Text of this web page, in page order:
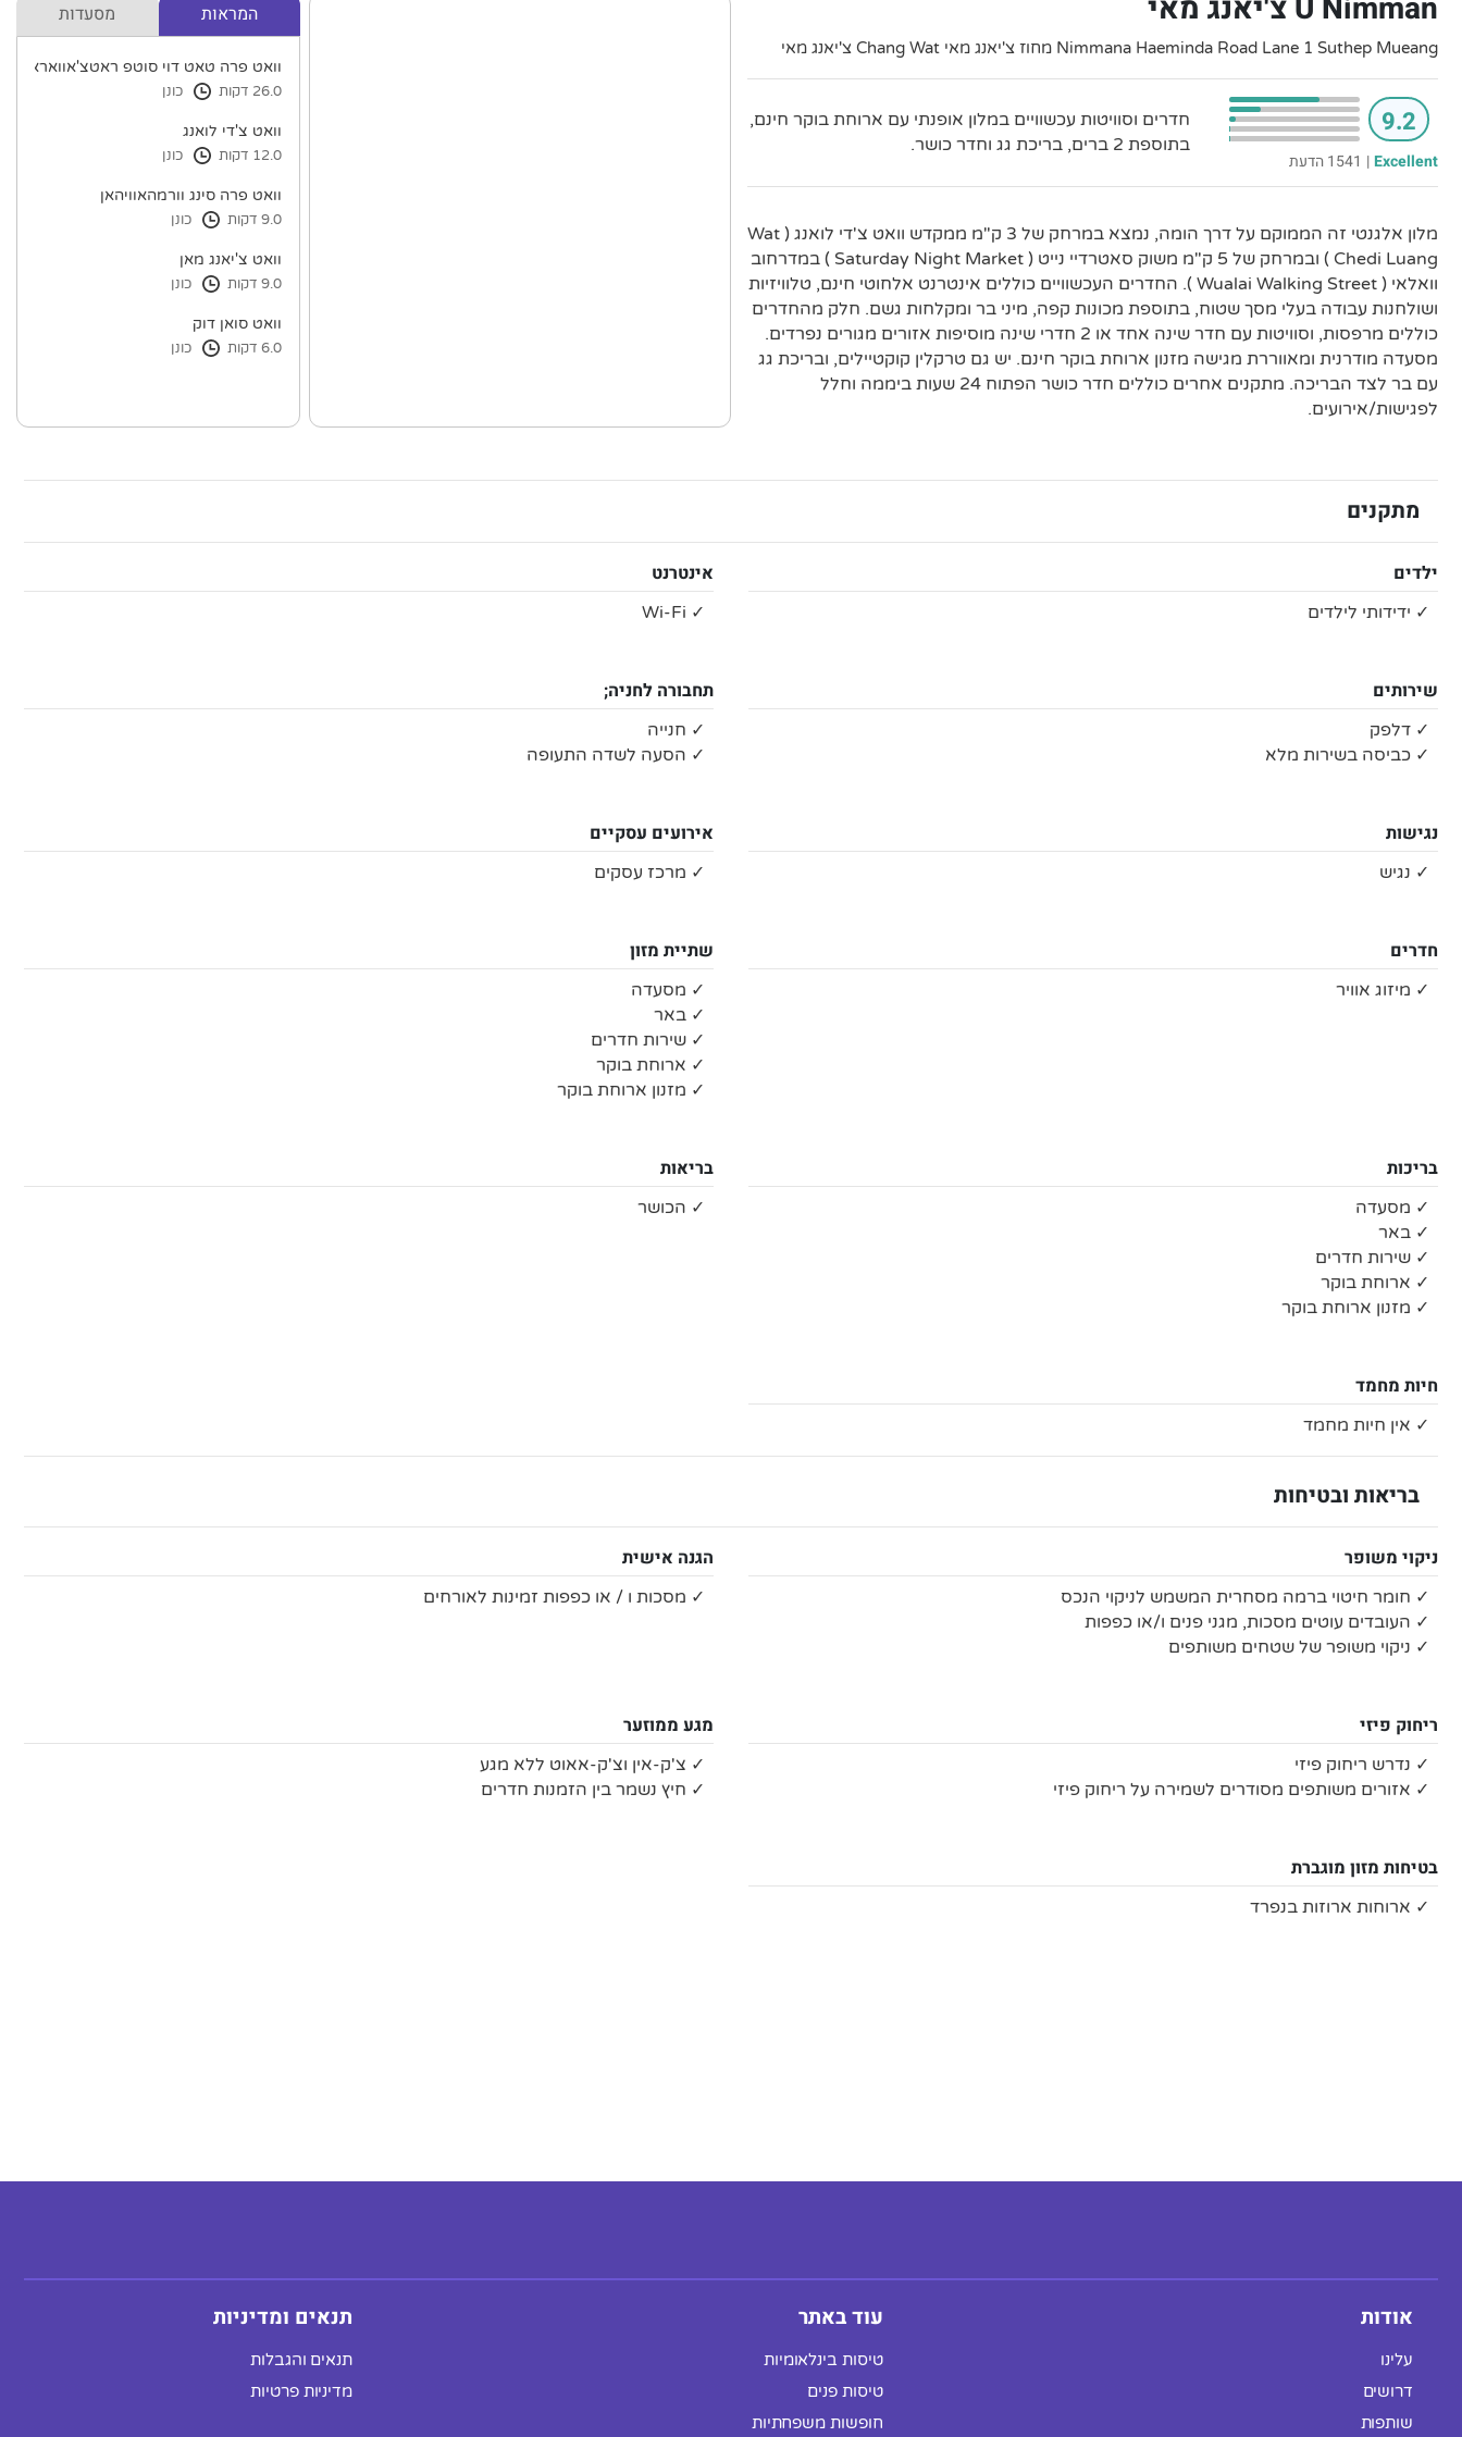
U Nimman צ'יאנג מאי
Nimmana Haeminda Road Lane 1 Suthep Mueang מחוז צ'יאנג מאי Chang Wat צ'יאנג מאי
9.2
Excellent
| 1541 הדעת
חדרים וסוויטות עכשוויים במלון אופנתי עם ארוחת בוקר חינם,
בתוספת 2 ברים, בריכת גג וחדר כושר.
מלון אלגנטי זה הממוקם על דרך הומה, נמצא במרחק של 3 ק"מ ממקדש וואט צ'די לואנג ( Wat
Chedi Luang ) ובמרחק של 5 ק"מ משוק סאטרדיי נייט ( Saturday Night Market ) במדרחוב
וואלאי ( Wualai Walking Street ). החדרים העכשוויים כוללים אינטרנט אלחוטי חינם, טלוויזיות
ושולחנות עבודה בעלי מסך שטוח, בתוספת מכונות קפה, מיני בר ומקלחות גשם. חלק מהחדרים
כוללים מרפסות, וסוויטות עם חדר שינה אחד או 2 חדרי שינה מוסיפות אזורים מגורים נפרדים.
מסעדה מודרנית ומאווררת מגישה מזנון ארוחת בוקר חינם. יש גם טרקלין קוקטיילים, ובריכת גג
עם בר לצד הבריכה. מתקנים אחרים כוללים חדר כושר הפתוח 24 שעות ביממה וחלל
לפגישות/אירועים.
המראות מסעדות
וואט פרה טאט דוי סוטפ
26.0 דקות כונן
וואט צ'די לואנג
12.0 דקות כונן
וואט פרה סינג וורמהאוויהאן
9.0 דקות כונן
וואט צ'יאנג מאן
9.0 דקות כונן
וואט סואן דוק
6.0 דקות כונן
מתקנים
ילדים
✓ ידידותי לילדים
אינטרנט
✓ Wi-Fi
שירותים
✓ דלפק
✓ כביסה בשירות מלא
תחבורה לחניה;
✓ חנייה
✓ הסעה לשדה התעופה
נגישות
✓ נגיש
אירועים עסקיים
✓ מרכז עסקים
חדרים
✓ מיזוג אוויר
שתיית מזון
✓ מסעדה
✓ באר
✓ שירות חדרים
✓ ארוחת בוקר
✓ מזנון ארוחת בוקר
בריכות
✓ מסעדה
✓ באר
✓ שירות חדרים
✓ ארוחת בוקר
✓ מזנון ארוחת בוקר
בריאות
✓ הכושר
חיות מחמד
✓ אין חיות מחמד
בריאות ובטיחות
ניקוי משופר
✓ חומר חיטוי ברמה מסחרית המשמש לניקוי הנכס
✓ העובדים עוטים מסכות, מגני פנים ו/או כפפות
✓ ניקוי משופר של שטחים משותפים
הגנה אישית
✓ מסכות ו / או כפפות זמינות לאורחים
ריחוק פיזי
✓ נדרש ריחוק פיזי
✓ אזורים משותפים מסודרים לשמירה על ריחוק פיזי
מגע ממוזער
✓ צ'ק-אין וצ'ק-אאוט ללא מגע
✓ חיץ נשמר בין הזמנות חדרים
בטיחות מזון מוגברת
✓ ארוחות ארוזות בנפרד
אודות
עלינו
דרושים
שותפות
עוד באתר
טיסות בינלאומיות
טיסות פנים
חופשות משפחתיות
תנאים ומדיניות
תנאים והגבלות
מדיניות פרטיות